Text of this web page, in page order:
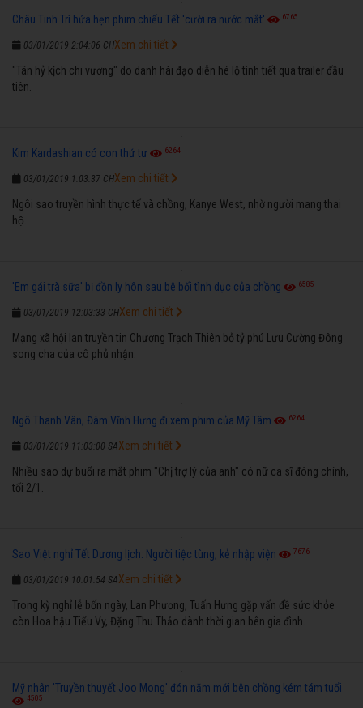
Châu Tinh Trì hứa hẹn phim chiếu Tết 'cười ra nước mắt' 6765
03/01/2019 2:04:06 CH
"Tân hỷ kịch chi vương" do danh hài đạo diễn hé lộ tình tiết qua trailer đầu
tiên.
Xem chi tiết
Kim Kardashian có con thứ tư 6264
03/01/2019 1:03:37 CH
Ngôi sao truyền hình thực tế và chồng, Kanye West, nhờ người mang thai
hộ.
Xem chi tiết
'Em gái trà sữa' bị đồn ly hôn sau bê bối tình dục của chồng 6585
03/01/2019 12:03:33 CH
Mạng xã hội lan truyền tin Chương Trạch Thiên bỏ tỷ phú Lưu Cường Đông
song cha của cô phủ nhận.
Xem chi tiết
Ngô Thanh Vân, Đàm Vĩnh Hưng đi xem phim của Mỹ Tâm 6264
03/01/2019 11:03:00 SA
Nhiều sao dự buổi ra mắt phim "Chị trợ lý của anh" có nữ ca sĩ đóng chính,
tối 2/1.
Xem chi tiết
Sao Việt nghỉ Tết Dương lịch: Người tiệc tùng, kẻ nhập viện 7676
03/01/2019 10:01:54 SA
Trong kỳ nghỉ lễ bốn ngày, Lan Phương, Tuấn Hưng gặp vấn đề sức khỏe
còn Hoa hậu Tiểu Vy, Đặng Thu Thảo dành thời gian bên gia đình.
Xem chi tiết
Mỹ nhân 'Truyền thuyết Joo Mong' đón năm mới bên chồng kém tám tuổi
4505